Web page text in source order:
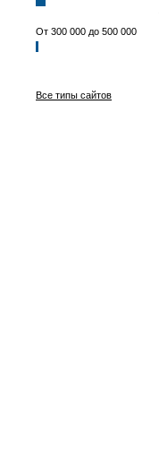
От 300 000 до 500 000
Все типы сайтов